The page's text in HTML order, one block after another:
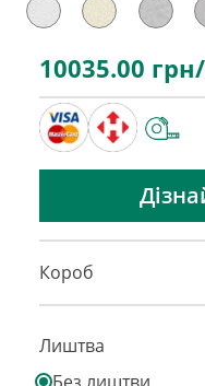
10035.00
Короб
Лиштва